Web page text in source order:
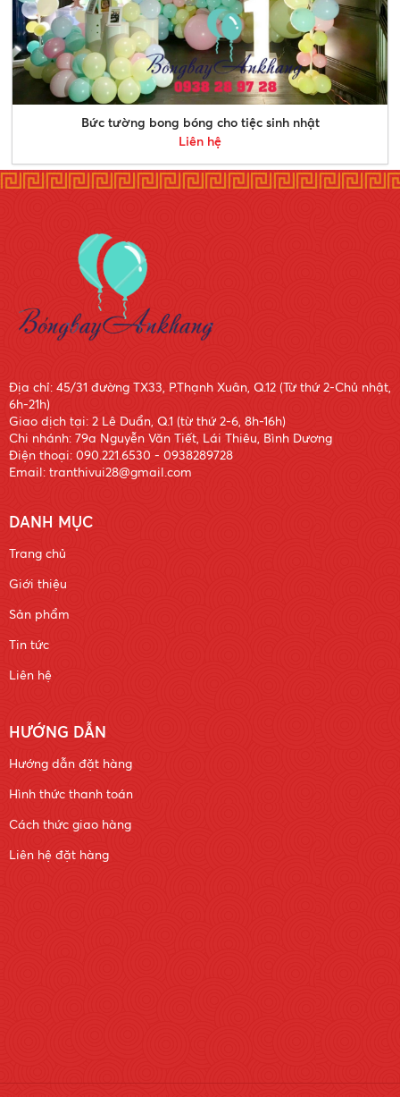
Bức tường bong bóng cho tiệc sinh nhật
Liên hệ
Địa chỉ: 45/31 đường TX33, P.Thạnh Xuân, Q.12 (Từ thứ 2-Chủ nhật,
6h-21h)
Giao dịch tại: 2 Lê Duẩn, Q.1 (từ thứ 2-6, 8h-16h)
Chi nhánh: 79a Nguyễn Văn Tiết, Lái Thiêu, Bình Dương
Điện thoại: 090.221.6530 - 0938289728
Email: tranthivui28@gmail.com
DANH MỤC
Trang chủ
Giới thiệu
Sản phẩm
Tin tức
Liên hệ
HƯỚNG DẪN
Hướng dẫn đặt hàng
Hình thức thanh toán
Cách thức giao hàng
Liên hệ đặt hàng